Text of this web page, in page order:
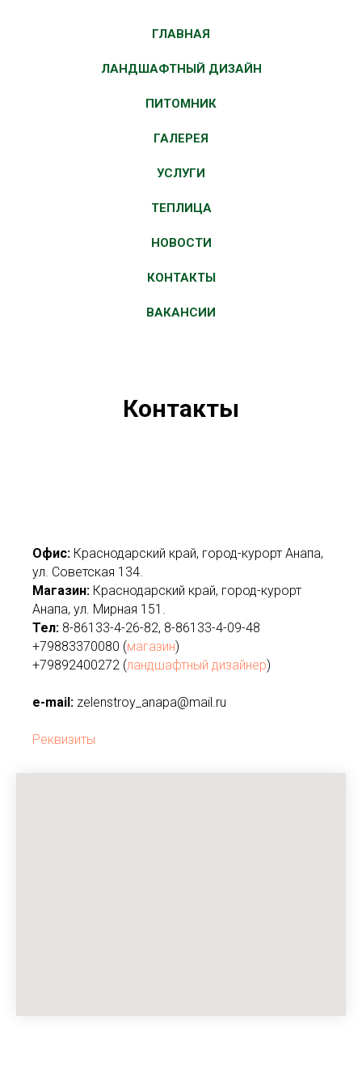
ГЛАВНАЯ
ЛАНДШАФТНЫЙ ДИЗАЙН
ПИТОМНИК
ГАЛЕРЕЯ
УСЛУГИ
ТЕПЛИЦА
НОВОСТИ
КОНТАКТЫ
ВАКАНСИИ
Контакты
Офис: Краснодарский край, город-курорт Анапа,
ул. Советская 134.
Магазин: Краснодарский край, город-курорт
Анапа, ул. Мирная 151.
Тел: 8-86133-4-26-82, 8-86133-4-09-48
+79883370080 (магазин)
+79892400272 (ландшафтный дизайнер)
e-mail: zelenstroy_anapa@mail.ru
Реквизиты